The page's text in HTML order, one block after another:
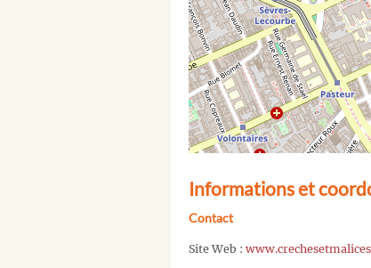
Informations et
Contact
Site Web :